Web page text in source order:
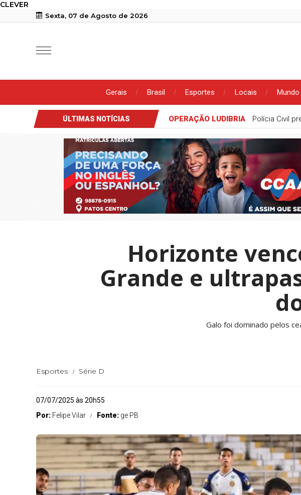
CLEVER
Sexta, 07 de Agosto de 2026
Gerais Brasil Esportes Locais Mundo
ÚLTIMAS NOTÍCIAS
Corinthians vence, mas vantagem da ida garante Inter nas quartas de final da
Horizonte
Grande e
Galo foi dominado pelos
Esportes Série D
07/07/2025 às 20h55
Por: Felipe Vilar Fonte: ge PB